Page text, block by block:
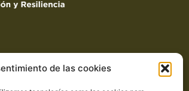
de las cookies